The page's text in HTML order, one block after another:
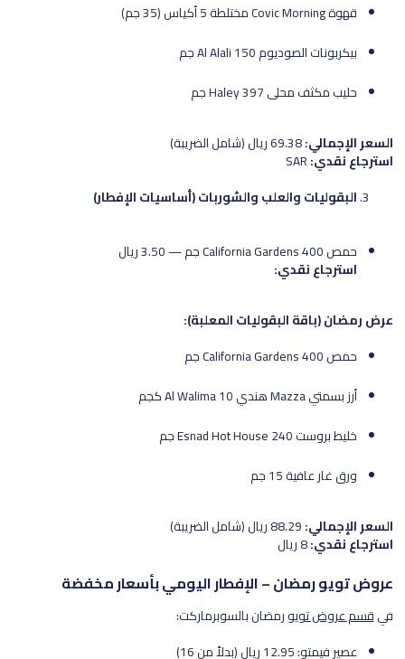
قهوة Covic Morning مختلطة 5 أكياس (35 جم)
بيكربونات الصوديوم Al Alali 150 جم
حليب مكثف محلى Haley 397 جم
السعر الإجمالي:69.38 ريال (شامل الضريبة)
استرجاع نقدي:
البقوليات والعلب والشوربات (أساسيات الإفطار)
حمص California Gardens 400 جم — 3.50 ريال
استرجاع نقدي:
عرض رمضان (باقة البقوليات المعلبة):
حمص California Gardens 400 جم
أرز بسمتي Mazza هندي Al Walima 10 كجم
خليط بروست Esnad Hot House 240 جم
ورق غار عافية 15 جم
السعر الإجمالي:
استرجاع نقدي:8 ريال
عروض تويو رمضان – الإفطار اليومي بأسعار مخفضة
فيقسم عروض تويورمضان بالسوبرماركت:
عصير فيمتو: 12.95 ريال (بدلاً من 16)